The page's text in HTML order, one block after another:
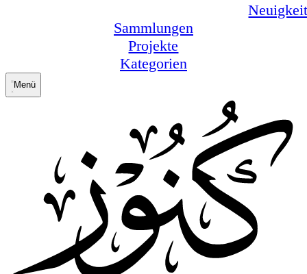
Sammlungen
Projekte
Kategorien
Menü